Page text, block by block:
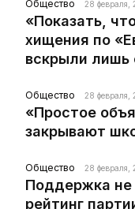
Общество 28 февраля,
«Показать,
хищения по
вскрыли лишь
Общество 28 февраля,
«Простое
закрывают
Общество 28 февраля,
Поддержка не
рейтинг